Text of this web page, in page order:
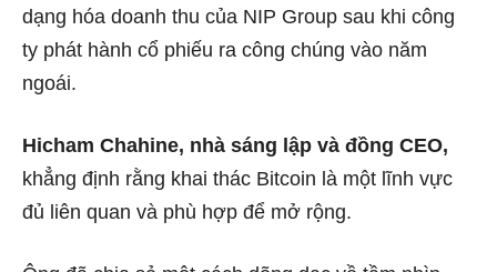
dạng hóa doanh thu của NIP Group sau khi công
ty phát hành cổ phiếu ra công chúng vào năm
ngoái.
Hicham Chahine, nhà sáng lập và đồng CEO,
khẳng định rằng khai thác Bitcoin là một lĩnh vực
đủ liên quan và phù hợp để mở rộng.